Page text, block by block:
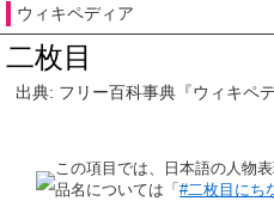
ウィキペディア
二枚目
出典: フリー百科事典『ウィキペ
この項目では、日本語の人物
品名については「#二枚目にち